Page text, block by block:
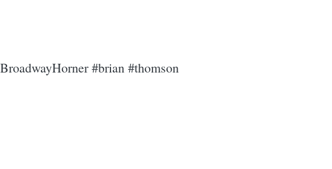
#brian #thomson